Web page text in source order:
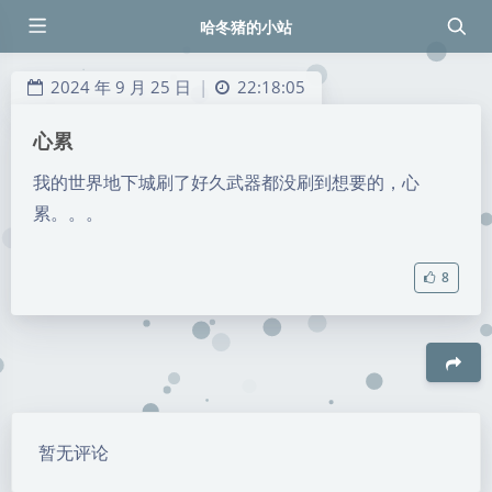
哈冬猪的小站
2024 年 9 月 25 日 | 22:18:05
心累
我的世界地下城刷了好久武器都没刷到想要的，心
累。。。
8
暂无评论